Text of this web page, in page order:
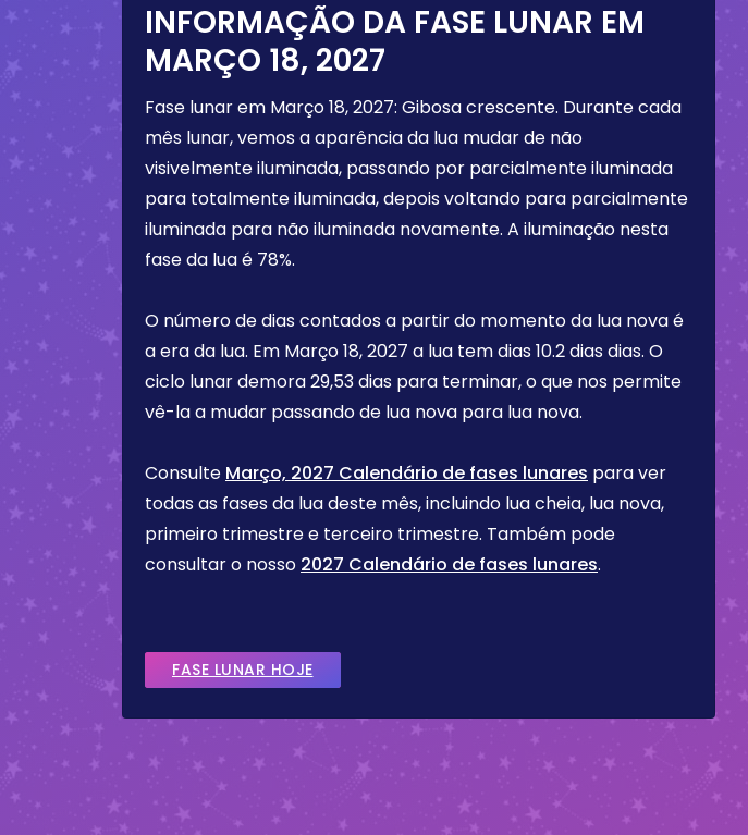
INFORMAÇÃO DA FASE LUNAR EM
MARÇO 18, 2027
Fase lunar em Março 18, 2027: Gibosa crescente. Durante cada
mês lunar, vemos a aparência da lua mudar de não
visivelmente iluminada, passando por parcialmente iluminada
para totalmente iluminada, depois voltando para parcialmente
iluminada para não iluminada novamente. A iluminação nesta
fase da lua é 78%.
O número de dias contados a partir do momento da lua nova é
a era da lua. Em Março 18, 2027 a lua tem dias 10.2 dias dias. O
ciclo lunar demora 29,53 dias para terminar, o que nos permite
vê-la a mudar passando de lua nova para lua nova.
Consulte Março, 2027 Calendário de fases lunares para ver
todas as fases da lua deste mês, incluindo lua cheia, lua nova,
primeiro trimestre e terceiro trimestre. Também pode
consultar o nosso 2027 Calendário de fases lunares.
FASE LUNAR HOJE